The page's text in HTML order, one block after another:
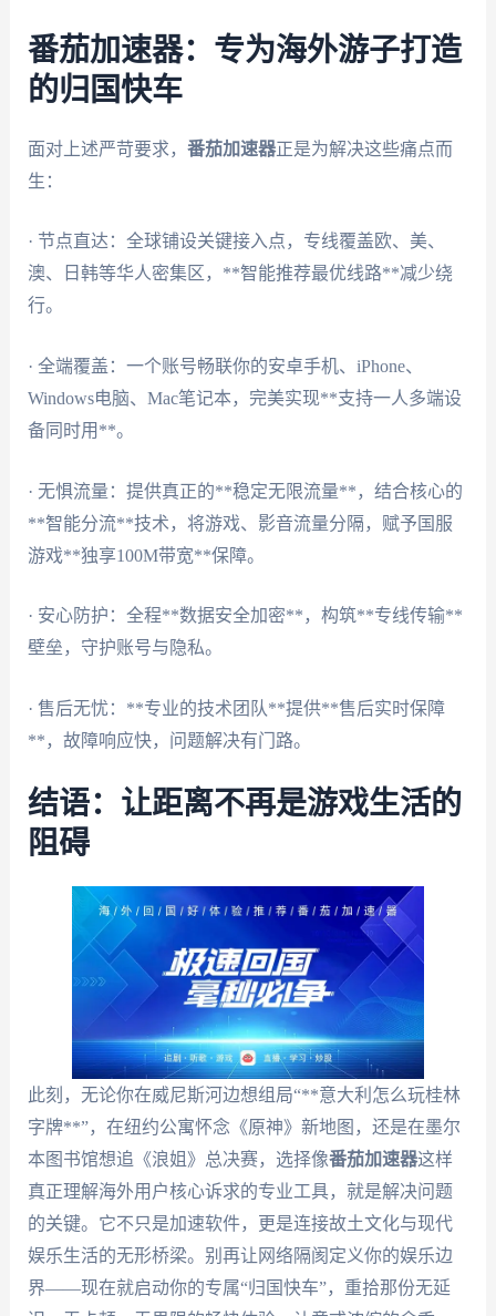
番茄加速器：专为海外游子打造
的归国快车
面对上述严苛要求， 番茄加速器正是为解决这些痛点而
生：
· 节点直达：全球铺设关键接入点，专线覆盖欧、美、
澳、日韩等华人密集区，**智能推荐最优线路**减少绕
行。
· 全端覆盖：一个账号畅联你的安卓手机、iPhone、
Windows电脑、Mac笔记本，完美实现**支持一人多端设
备同时用**。
· 无惧流量：提供真正的**稳定无限流量**，结合核心的
**智能分流**技术，将游戏、影音流量分隔，赋予国服
游戏**独享100M带宽**保障。
· 安心防护：全程**数据安全加密**，构筑**专线传输**
壁垒，守护账号与隐私。
· 售后无忧：**专业的技术团队**提供**售后实时保障
**，故障响应快，问题解决有门路。
结语：让距离不再是游戏生活的
阻碍
此刻，无论你在威尼斯河边想组局“**意大利怎么玩桂林
字牌**”，在纽约公寓怀念《原神》新地图，还是在墨尔
本图书馆想追《浪姐》总决赛，选择像番茄加速器这样
真正理解海外用户核心诉求的专业工具，就是解决问题
的关键。它不只是加速软件，更是连接故土文化与现代
娱乐生活的无形桥梁。别再让网络隔阂定义你的娱乐边
界——现在就启动你的专属“归国快车”，重拾那份无延